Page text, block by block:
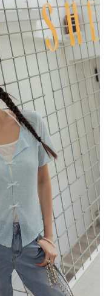
冰感